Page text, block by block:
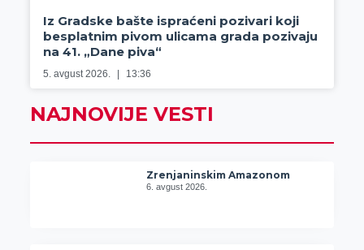
Iz Gradske bašte ispraćeni pozivari koji
besplatnim pivom ulicama grada pozivaju
na 41. „Dane piva“
5. avgust 2026. 13:36
NAJNOVIJE VESTI
Zrenjaninskim Amazonom
6. avgust 2026.